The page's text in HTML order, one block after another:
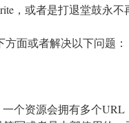
，或者是打退堂鼓永不
方面或者解决以下问题：
个资源会拥有多个